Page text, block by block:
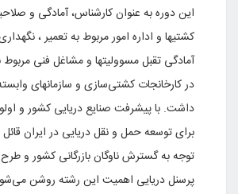
این دوره به عنوان کارشناس، آمادگی و
کشتیها و اداره امور مربوط به تعمیر ،
آمادگی تقبل مسوولیتها و مشاغل فنی مربوط
در کارخانجات کشتی‌سازی و سازمانهای
داشت. با پیشرفت صنایع دریایی کشور و
برای توسعه حمل و نقل دریایی در ایران
توجه به گسترش ناوگان بازرگانی کشور و
پرسنل دریایی اهمیت این رشته روشن